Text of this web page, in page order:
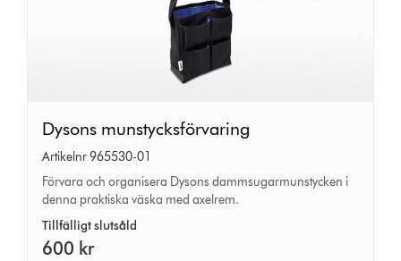
Dysons
munstycksförvaring
Dysons munstycksförvaring
Artikelnr 965530-01
Förvara och organisera Dysons dammsugarmunstycken i
denna praktiska väska med axelrem.
Tillfälligt slutsåld
600 kr